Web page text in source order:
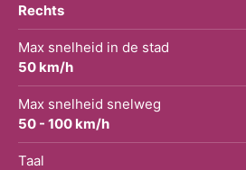
Rechts
Max snelheid in de stad
50 km/h
Max snelheid snelweg
50 - 100 km/h
Taal